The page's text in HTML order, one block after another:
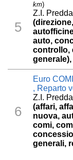
5
km)
Z.I.
auto,
controllo,
6
Euro
, Reparto
Z.I.
(affari,
nuova,
comi,
generali,